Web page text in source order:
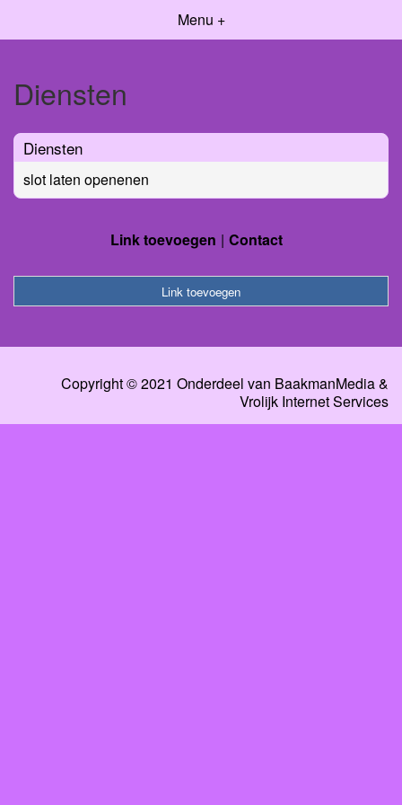
Menu +
Diensten
Diensten
slot laten openenen
Link toevoegen Contact
Link toevoegen
Copyright © 2021 Onderdeel van BaakmanMedia&
Vrolijk Internet Services